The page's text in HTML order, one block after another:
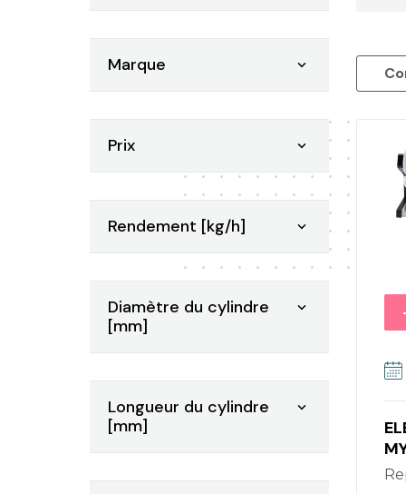
Marque 
Prix 
Rendement [kg/h] 
Diamètre du cylindre
[mm]

Longueur du cylindre
[mm]
